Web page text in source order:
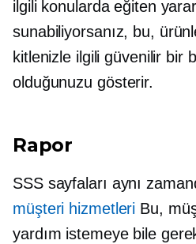
ilgili konularda eğiten
sunabiliyorsanız, bu,
kitlenizle ilgili güvenilir bir
olduğunuzu gösterir.
Rapor
SSS sayfaları aynı
müşteri hizmetleri Bu,
yardım istemeye bile